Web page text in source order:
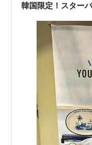
韓国限定！スター